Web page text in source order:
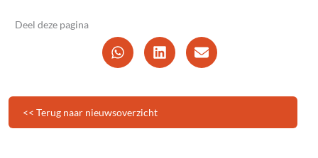
Deel deze pagina
<< Terug naar nieuwsoverzicht